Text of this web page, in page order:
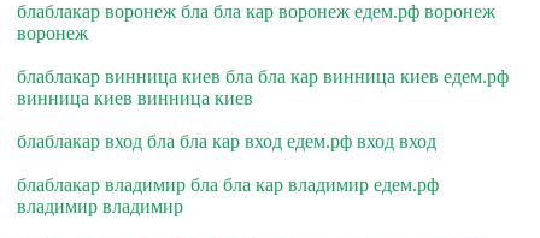
блаблакар воронеж бла бла кар воронеж едем.рф воронеж
воронеж
блаблакар винница киев бла бла кар винница киев едем.рф
винница киев винница киев
блаблакар вход бла бла кар вход едем.рф вход вход
блаблакар владимир бла бла кар владимир едем.рф
владимир владимир